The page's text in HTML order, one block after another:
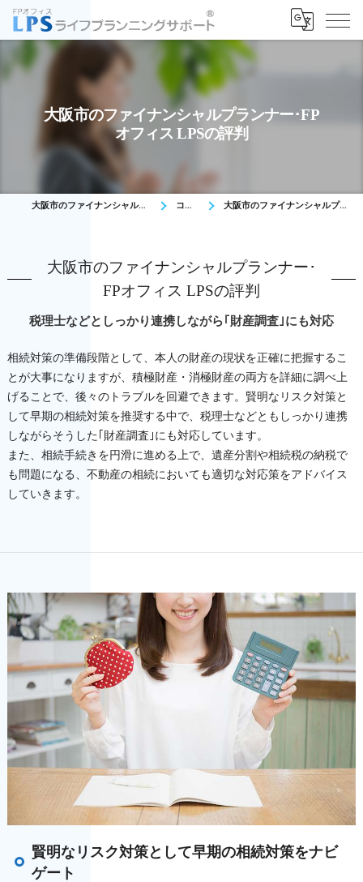
大阪市のファイナンシャルプランナー･FP
オフィス LPSの評判
大阪市のファイナンシャルプランナーはFPオフィス LPS コンセプト 大阪市のファイナンシャルプランナー･FPオフィス LPSの評判
税理士などとしっかり連携しながら｢財産調査｣にも対応
大阪市のファイナンシャルプランナー･
FPオフィス LPSの評判
相続対策の準備段階として、本人の財産の現状を正確に把握するこ
とが大事になりますが、積極財産・消極財産の両方を詳細に調べ上
げることで、後々のトラブルを回避できます。賢明なリスク対策と
して早期の相続対策を推奨する中で、税理士などともしっかり連携
しながらそうした｢財産調査｣にも対応しています。
また、相続手続きを円滑に進める上で、遺産分割や相続税の納税で
も問題になる、不動産の相続においても適切な対応策をアドバイス
していきます。
賢明なリスク対策として早期の相続対策をナビ
ゲート